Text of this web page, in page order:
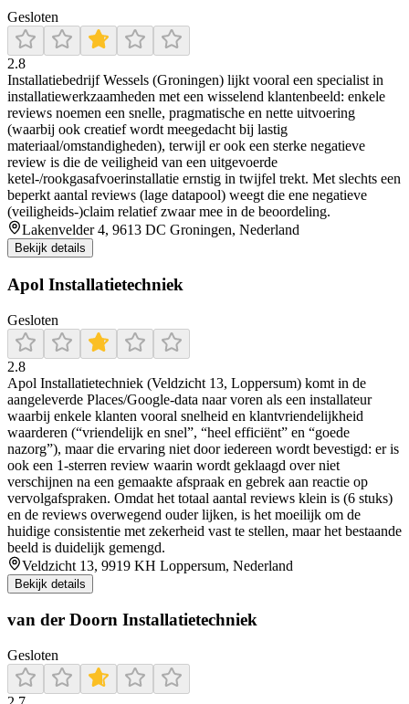
Gesloten
2.8
Installatiebedrijf Wessels (Groningen) lijkt vooral een specialist in
installatiewerkzaamheden met een wisselend klantenbeeld: enkele
reviews noemen een snelle, pragmatische en nette uitvoering
(waarbij ook creatief wordt meegedacht bij lastig
materiaal/omstandigheden), terwijl er ook een sterke negatieve
review is die de veiligheid van een uitgevoerde
ketel-/rookgasafvoerinstallatie ernstig in twijfel trekt. Met slechts een
beperkt aantal reviews (lage datapool) weegt die ene negatieve
(veiligheids-)claim relatief zwaar mee in de beoordeling.
Lakenvelder 4, 9613 DC Groningen, Nederland
Bekijk details
Apol Installatietechniek
Gesloten
2.8
Apol Installatietechniek (Veldzicht 13, Loppersum) komt in de
aangeleverde Places/Google-data naar voren als een installateur
waarbij enkele klanten vooral snelheid en klantvriendelijkheid
waarderen (“vriendelijk en snel”, “heel efficiënt” en “goede
nazorg”), maar die ervaring niet door iedereen wordt bevestigd: er is
ook een 1-sterren review waarin wordt geklaagd over niet
verschijnen na een gemaakte afspraak en gebrek aan reactie op
vervolgafspraken. Omdat het totaal aantal reviews klein is (6 stuks)
en de reviews overwegend ouder lijken, is het moeilijk om de
huidige consistentie met zekerheid vast te stellen, maar het bestaande
beeld is duidelijk gemengd.
Veldzicht 13, 9919 KH Loppersum, Nederland
Bekijk details
van der Doorn Installatietechniek
Gesloten